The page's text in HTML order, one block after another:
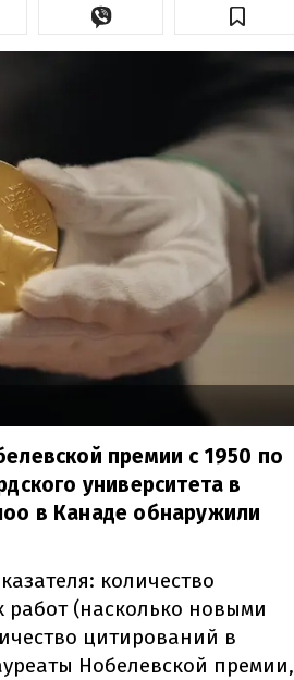
премии с 1950 по
университета в
в Канаде обнаружили
количество
работ (насколько новыми
цитирований в
Нобелевской премии,